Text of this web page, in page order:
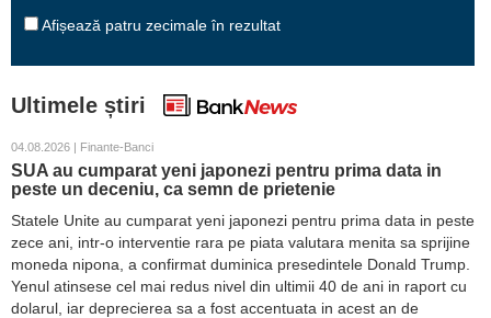
Afișează patru zecimale în rezultat
Ultimele știri
04.08.2026 | Finante-Banci
SUA au cumparat yeni japonezi pentru prima data in
peste un deceniu, ca semn de prietenie
Statele Unite au cumparat yeni japonezi pentru prima data in peste
zece ani, intr-o interventie rara pe piata valutara menita sa sprijine
moneda nipona, a confirmat duminica presedintele Donald Trump.
Yenul atinsese cel mai redus nivel din ultimii 40 de ani in raport cu
dolarul, iar deprecierea sa a fost accentuata in acest an de